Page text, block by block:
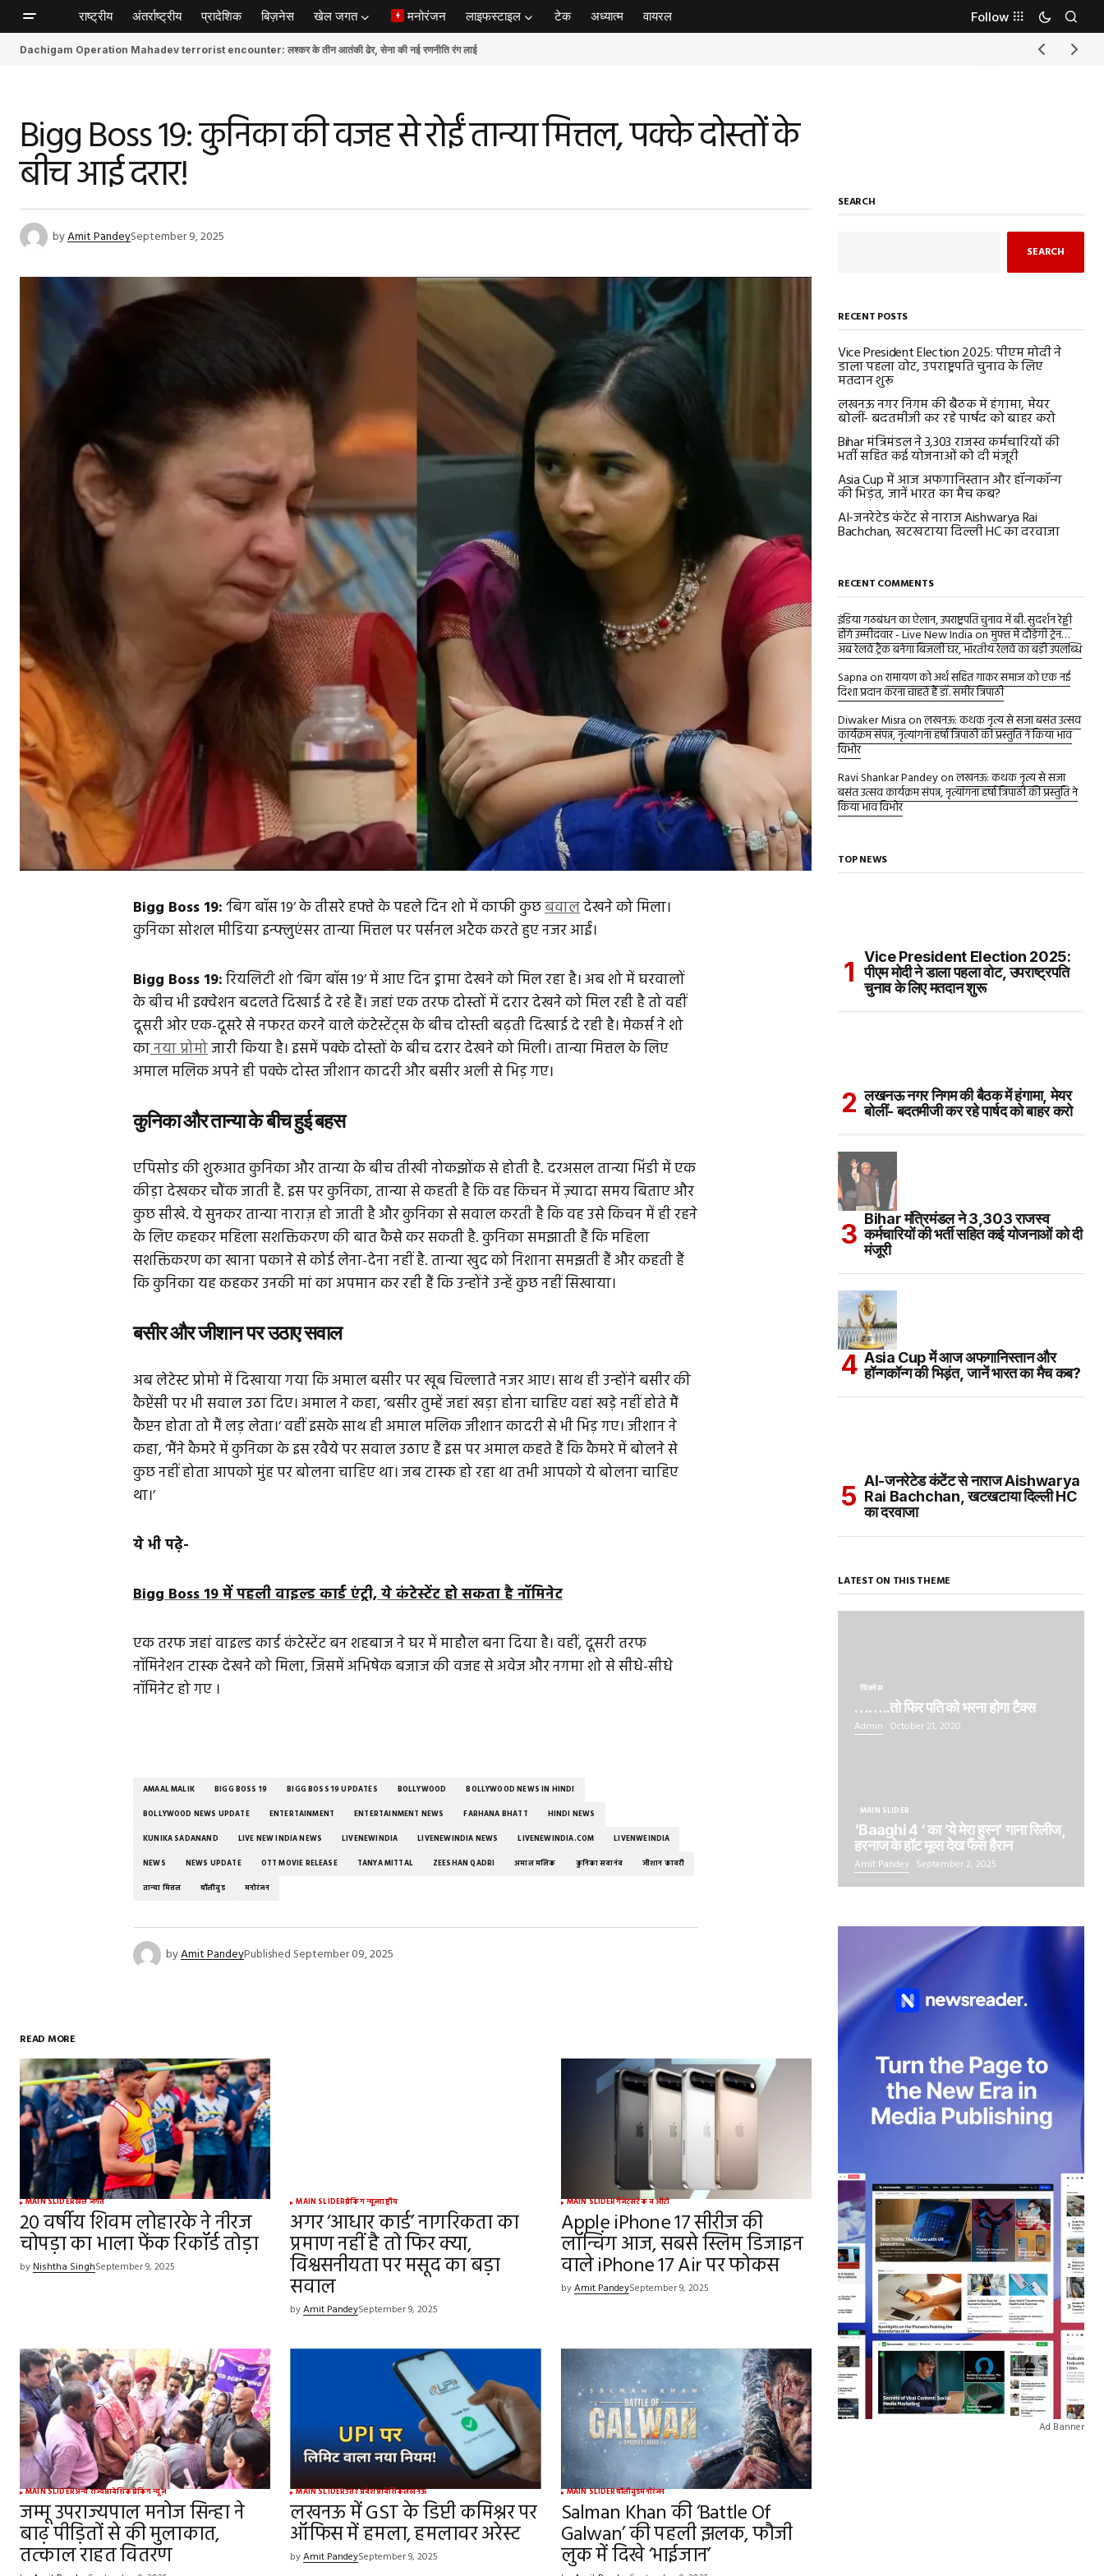
राष्ट्रीय अंतर्राष्ट्रीय प्रादेशिक बिज़नेस खेल जगत मनोरंजन लाइफस्टाइल टेक अध्यात्म वायरल Follow
Dachigam Operation Mahadev terrorist encounter: लश्कर के तीन आतंकी ढेर, सेना की नई रणनीति रंग लाई
Bigg Boss 19: कुनिका की वजह से रोईं तान्या मित्तल, पक्के दोस्तों के
बीच आई दरार!
byAmit PandeySeptember 9, 2025
Bigg Boss 19:‘बिग बॉस 19’ के तीसरे हफ्ते के पहले दिन शो में काफी कुछबवालदेखने को मिला।
कुनिका सोशल मीडिया इन्फ्लुएंसर तान्या मित्तल पर पर्सनल अटैक करते हुए नजर आईं।
Bigg Boss 19:रियलिटी शो ‘बिग बॉस 19’ में आए दिन ड्रामा देखने को मिल रहा है। अब शो में घरवालों
के बीच भी इक्वेशन बदलते दिखाई दे रहे हैं। जहां एक तरफ दोस्तों में दरार देखने को मिल रही है तो वहीं
दूसरी ओर एक-दूसरे से नफरत करने वाले कंटेस्टेंट्स के बीच दोस्ती बढ़ती दिखाई दे रही है। मेकर्स ने शो
कानया प्रोमोजारी किया है। इसमें पक्के दोस्तों के बीच दरार देखने को मिली। तान्या मित्तल के लिए
अमाल मलिक अपने ही पक्के दोस्त जीशान कादरी और बसीर अली से भिड़ गए।
कुनिका और तान्या के बीच हुई बहस
एपिसोड की शुरुआत कुनिका और तान्या के बीच तीखी नोकझोंक से होती है. दरअसल तान्या भिंडी में एक
कीड़ा देखकर चौंक जाती हैं. इस पर कुनिका, तान्या से कहती है कि वह किचन में ज़्यादा समय बिताए और
कुछ सीखे. ये सुनकर तान्या नाराज़ हो जाती है और कुनिका से सवाल करती है कि वह उसे किचन में ही रहने
के लिए कहकर महिला सशक्तिकरण की बात कैसे कर सकती है. कुनिका समझाती हैं कि महिला
सशक्तिकरण का खाना पकाने से कोई लेना-देना नहीं है. तान्या खुद को निशाना समझती हैं और कहती हैं
कि कुनिका यह कहकर उनकी मां का अपमान कर रही हैं कि उन्होंने उन्हें कुछ नहीं सिखाया।
बसीर और जीशान पर उठाए सवाल
अब लेटेस्ट प्रोमो में दिखाया गया कि अमाल बसीर पर खूब चिल्लाते नजर आए। साथ ही उन्होंने बसीर की
कैप्टेंसी पर भी सवाल उठा दिए। अमाल ने कहा, ‘बसीर तुम्हें जहां खड़ा होना चाहिए वहां खड़े नहीं होते मैं
कैप्टन होता तो मैं लड़ लेता।’ वहीं इसके साथ ही अमाल मलिक जीशान कादरी से भी भिड़ गए। जीशान ने
कहा, ‘मैंने कैमरे में कुनिका के इस रवैये पर सवाल उठाए हैं इस पर अमाल कहते हैं कि कैमरे में बोलने से
कुछ नहीं होता आपको मुंह पर बोलना चाहिए था। जब टास्क हो रहा था तभी आपको ये बोलना चाहिए
था।’
ये भी पढ़े-
Bigg Boss 19 में पहली वाइल्ड कार्ड एंट्री, ये कंटेस्टेंट हो सकता है नॉमिनेट
एक तरफ जहां वाइल्ड कार्ड कंटेस्टेंट बन शहबाज ने घर में माहौल बना दिया है। वहीं, दूसरी तरफ
नॉमिनेशन टास्क देखने को मिला, जिसमें अभिषेक बजाज की वजह से अवेज और नगमा शो से सीधे-सीधे
नॉमिनेट हो गए ।
AMAAL MALIK BIGG BOSS 19 BIGG BOSS 19 UPDATES BOLLYWOOD BOLLYWOOD NEWS IN HINDI
BOLLYWOOD NEWS UPDATE ENTERTAINMENT ENTERTAINMENT NEWS FARHANA BHATT HINDI NEWS
KUNIKA SADANAND LIVE NEW INDIA NEWS LIVENEWINDIA LIVENEWINDIA NEWS LIVENEWINDIA.COM LIVENWEINDIA
NEWS NEWS UPDATE OTT MOVIE RELEASE TANYA MITTAL ZEESHAN QADRI अमाल मलिक कुनिका सदानंद जीशान कादरी
तान्या मित्तल बॉलीवुड मनोरंजन
byAmit PandeyPublished September 09, 2025
READ MORE
MAIN SLIDERखेल जगत
20 वर्षीय शिवम लोहारके ने नीरज
चोपड़ा का भाला फेंक रिकॉर्ड तोड़ा
by Nishtha SinghSeptember 9, 2025
MAIN SLIDERब्रेकिंग न्यूज़राष्ट्रीय
अगर ‘आधार कार्ड’ नागरिकता का
प्रमाण नहीं है तो फिर क्या,
विश्वसनीयता पर मसूद का बड़ा
सवाल
byAmit PandeySeptember 9, 2025
MAIN SLIDERगैजेट्सटेक व ऑटो
Apple iPhone 17 सीरीज की
लॉन्चिंग आज, सबसे स्लिम डिजाइन
वाले iPhone 17 Air पर फोकस
byAmit PandeySeptember 9, 2025
MAIN SLIDERअन्य राज्यप्रादेशिकब्रेकिंग न्यूज़
जम्मू उपराज्यपाल मनोज सिन्हा ने
बाढ़ पीड़ितों से की मुलाकात,
तत्काल राहत वितरण
MAIN SLIDERउत्तर प्रदेशप्रादेशिकलखनऊ
लखनऊ में GST के डिप्टी कमिश्नर पर
ऑफिस में हमला, हमलावर अरेस्ट
byAmit PandeySeptember 9, 2025
MAIN SLIDERबॉलीवुडमनोरंजन
Salman Khan की ‘Battle Of
Galwan’ की पहली झलक, फौजी
लुक में दिखे ‘भाईजान’
SEARCH
SEARCH
RECENT POSTS
Vice President Election 2025: पीएम मोदी ने
डाला पहला वोट, उपराष्ट्रपति चुनाव के लिए
मतदान शुरू
लखनऊ नगर निगम की बैठक में हंगामा, मेयर
बोलीं- बदतमीजी कर रहे पार्षद को बाहर करो
Bihar मंत्रिमंडल ने 3,303 राजस्व कर्मचारियों की
भर्ती सहित कई योजनाओं को दी मंजूरी
Asia Cup में आज अफगानिस्तान और हॉन्गकॉन्ग
की भिड़ंत, जानें भारत का मैच कब?
AI-जनरेटेड कंटेंट से नाराज Aishwarya Rai
Bachchan, खटखटाया दिल्ली HC का दरवाजा
RECENT COMMENTS
इंडिया गठबंधन का ऐलान, उपराष्ट्रपति चुनाव में बी. सुदर्शन रेड्डी
होंगे उम्मीदवार - Live New Indiaonमुफ्त में दौड़ेगी ट्रेन…
अब रेलवे ट्रैक बनेगा बिजली घर, भारतीय रेलवे का बड़ी उपलब्धि
Sapnaonरामायण को अर्थ सहित गाकर समाज को एक नई
दिशा प्रदान करना चाहते हैं डॉ. समीर त्रिपाठी
Diwaker Misraonलखनऊ: कथक नृत्य से सजा बसंत उत्सव
कार्यक्रम संपन्न, नृत्यांगना हर्षा त्रिपाठी की प्रस्तुति ने किया भाव
विभोर
Ravi Shankar Pandeyonलखनऊ: कथक नृत्य से सजा
बसंत उत्सव कार्यक्रम संपन्न, नृत्यांगना हर्षा त्रिपाठी की प्रस्तुति ने
किया भाव विभोर
TOP NEWS
Vice President Election 2025:
पीएम मोदी ने डाला पहला वोट, उपराष्ट्रपति
चुनाव के लिए मतदान शुरू
लखनऊ नगर निगम की बैठक में हंगामा, मेयर
बोलीं- बदतमीजी कर रहे पार्षद को बाहर करो
Bihar मंत्रिमंडल ने 3,303 राजस्व
कर्मचारियों की भर्ती सहित कई योजनाओं को दी
मंजूरी
Asia Cup में आज अफगानिस्तान और
हॉन्गकॉन्ग की भिड़ंत, जानें भारत का मैच कब?
AI-जनरेटेड कंटेंट से नाराज Aishwarya
Rai Bachchan, खटखटाया दिल्ली HC
का दरवाजा
LATEST ON THIS THEME
बिज़नेस
……..तो फिर पति को भरना होगा टैक्स
Admin October 21, 2020
MAIN SLIDER
‘Baaghi 4 ‘ का ‘ये मेरा हुस्न’ गाना रिलीज,
हरनाज के हॉट मूव्स देख फैंस हैरान
Amit Pandey September 2, 2025
Ad Banner